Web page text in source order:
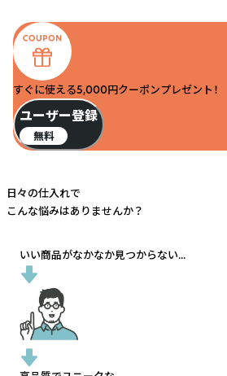
すぐに使える5,000円クーポンプレゼント！
ユーザー登録
無料
日々の仕入れで
こんな悩みはありませんか？
いい商品がなかなか見つからない...